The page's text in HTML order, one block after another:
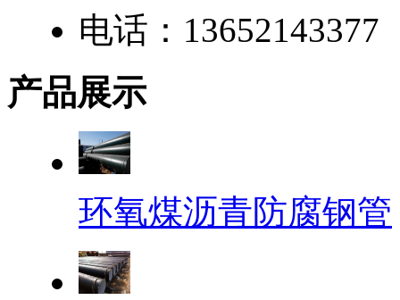
电话：13652143377
产品展示
环氧煤沥青防腐钢管